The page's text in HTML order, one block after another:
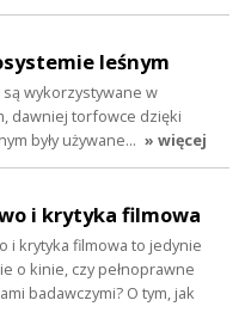
leśnym
wykorzystywane w
dawniej torfowce dzięki
były używane… » więcej
i krytyka filmowa
i krytyka filmowa to jedynie
o kinie, czy pełnoprawne
badawczymi? O tym, jak